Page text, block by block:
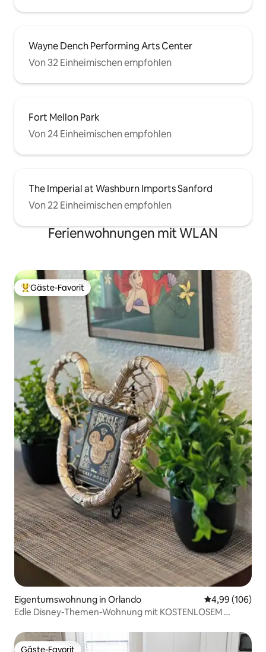
Wayne Dench Performing Arts Center
Von 32 Einheimischen empfohlen
Fort Mellon Park
Von 24 Einheimischen empfohlen
The Imperial at Washburn Imports Sanford
Von 22 Einheimischen empfohlen
Ferienwohnungen mit WLAN
Beliebter Gäste-Favorit.
Gäste-Favorit
Eigentumswohnung in Orlando
4,99 (106)
Edle Disney-Themen-Wohnung mit KOSTENLOSEM